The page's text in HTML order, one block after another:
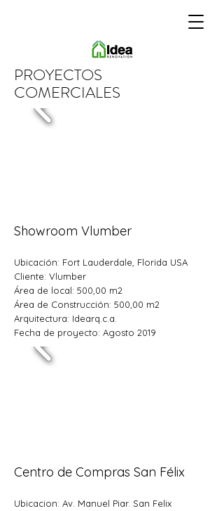
PROYECTOS
COMERCIALES
Showroom Vlumber
Ubicación: Fort Lauderdale, Florida USA
Cliente: Vlumber
Área de local: 500,00 m2
Área de Construcción: 500,00 m2
Arquitectura: Idearq.c.a.
Fecha de proyecto: Agosto 2019
Centro de Compras San Félix
Ubicacion: Av. Manuel Piar. San Felix